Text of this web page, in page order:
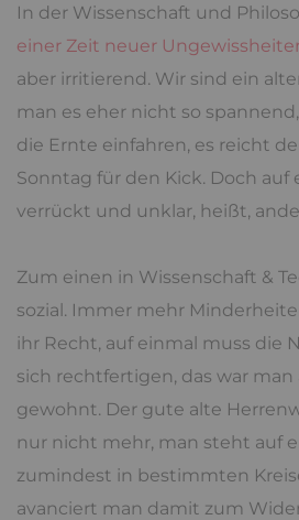
In der Wissenschaft und
einer Zeit neuer
aber irritierend. Wir sind ein
man es eher nicht so
die Ernte einfahren, es reicht
Sonntag für den Kick. Doch auf
verrückt und unklar, heißt,
Zum einen in Wissenschaft &
sozial. Immer mehr
ihr Recht, auf einmal muss die
sich rechtfertigen, das war
gewohnt. Der gute alte
nur nicht mehr, man steht auf
zumindest in bestimmten
avanciert man damit zum